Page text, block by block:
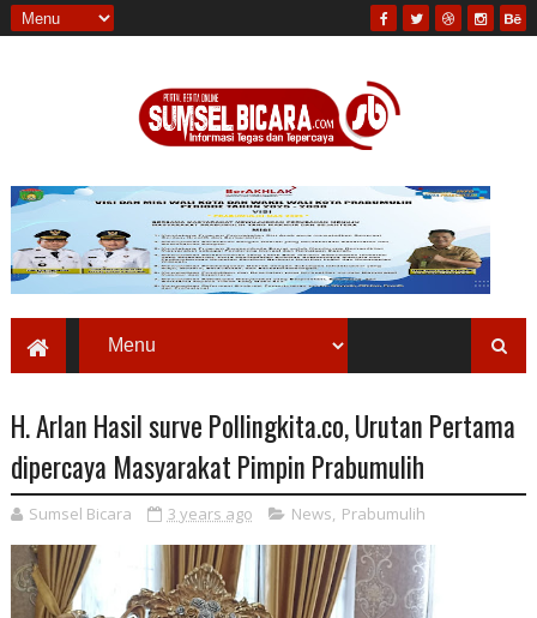
H. Arlan Hasil surve Pollingkita.co, Urutan Pertama
dipercaya Masyarakat Pimpin Prabumulih
Sumsel Bicara 3 years ago News, Prabumulih